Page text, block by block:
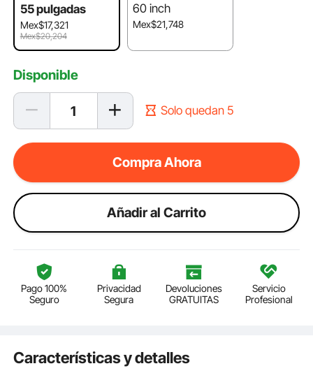
55 pulgadas
Mex$17,321
Mex$20,204
60 inch
Mex$21,748
Disponible
Solo quedan 5
Compra Ahora
Añadir al Carrito
Pago 100%
Seguro
Privacidad
Segura
Devoluciones
GRATUITAS
Servicio
Profesional
Características y detalles